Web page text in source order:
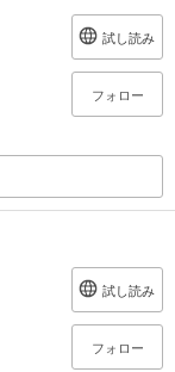
試し読み
フォロー
試し読み
フォロー